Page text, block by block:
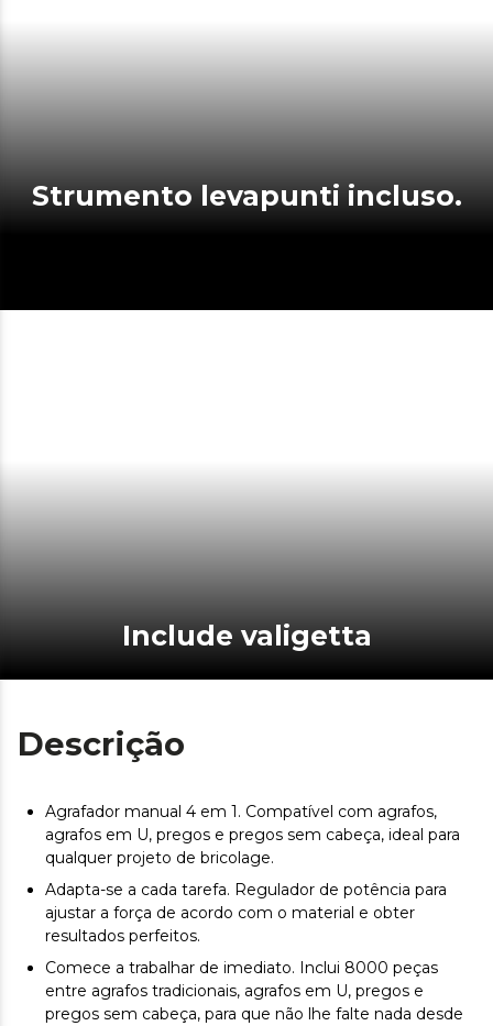
Strumento levapunti incluso.
Include valigetta
Descrição
Agrafador manual 4 em 1. Compatível com agrafos,
agrafos em U, pregos e pregos sem cabeça, ideal para
qualquer projeto de bricolage.
Adapta-se a cada tarefa. Regulador de potência para
ajustar a força de acordo com o material e obter
resultados perfeitos.
Comece a trabalhar de imediato. Inclui 8000 peças
entre agrafos tradicionais, agrafos em U, pregos e
pregos sem cabeça, para que não lhe falte nada desde